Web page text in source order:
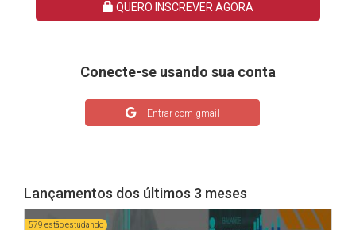
QUERO INSCREVER AGORA
Conecte-se usando sua conta
Entrar com gmail
Lançamentos dos últimos 3 meses
579 estão estudando